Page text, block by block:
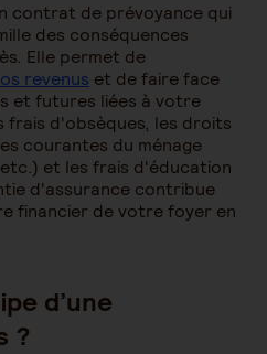
contrat de prévoyance qui
des conséquences
Elle permet de
revenus et de faire face
et futures liées à votre
frais d'obsèques, les droits
courantes du ménage
et les frais d'éducation
d'assurance contribue
financier de votre foyer en
d’une
?